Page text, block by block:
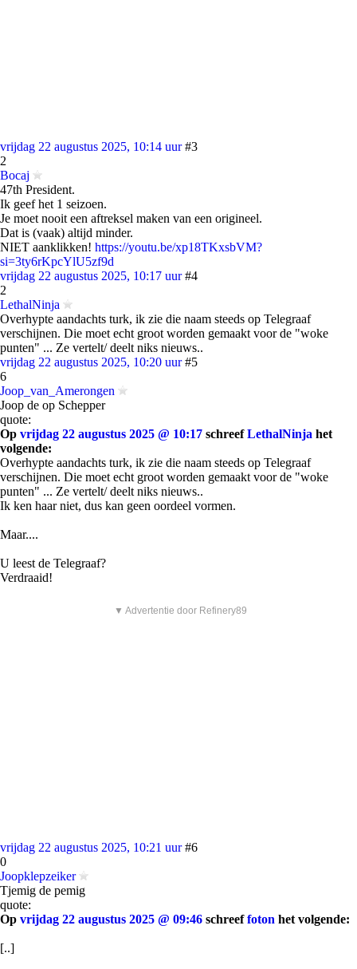
vrijdag 22 augustus 2025, 10:14 uur #3
2
Bocaj
47th President.
Ik geef het 1 seizoen.
Je moet nooit een aftreksel maken van een origineel.
Dat is (vaak) altijd minder.
NIET aanklikken! https://youtu.be/xp18TKxsbVM?
si=3ty6rKpcYlU5zf9d
vrijdag 22 augustus 2025, 10:17 uur #4
2
LethalNinja
Overhypte aandachts turk, ik zie die naam steeds op Telegraaf
verschijnen. Die moet echt groot worden gemaakt voor de "woke
punten" ... Ze vertelt/ deelt niks nieuws..
vrijdag 22 augustus 2025, 10:20 uur #5
6
Joop_van_Amerongen
Joop de op Schepper
quote:
Op vrijdag 22 augustus 2025 @ 10:17 schreefLethalNinja het
volgende:
Overhypte aandachts turk, ik zie die naam steeds op Telegraaf
verschijnen. Die moet echt groot worden gemaakt voor de "woke
punten" ... Ze vertelt/ deelt niks nieuws..
Ik ken haar niet, dus kan geen oordeel vormen.
Maar....
U leest de Telegraaf?
Verdraaid!
▼ Advertentie door Refinery89
vrijdag 22 augustus 2025, 10:21 uur #6
0
Joopklepzeiker
Tjemig de pemig
quote:
Op vrijdag 22 augustus 2025 @ 09:46 schreeffoton het volgende:
[..]